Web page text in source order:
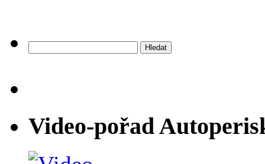
Video-pořad